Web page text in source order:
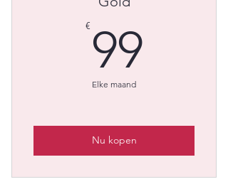
€ 99
Elke maand
Nu kopen